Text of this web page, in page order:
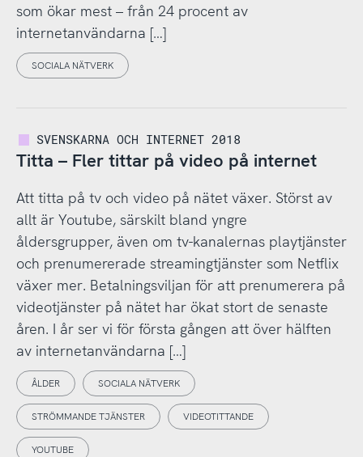
som ökar mest – från 24 procent av
internetanvändarna […]
SOCIALA NÄTVERK
SVENSKARNA OCH INTERNET 2018
Titta – Fler tittar på video på internet
Att titta på tv och video på nätet växer. Störst av
allt är Youtube, särskilt bland yngre
åldersgrupper, även om tv-kanalernas playtjänster
och prenumererade streamingtjänster som Netflix
växer mer. Betalningsviljan för att prenumerera på
videotjänster på nätet har ökat stort de senaste
åren. I år ser vi för första gången att över hälften
av internetanvändarna […]
ÅLDER SOCIALA NÄTVERK
STRÖMMANDE TJÄNSTER VIDEOTITTANDE
YOUTUBE